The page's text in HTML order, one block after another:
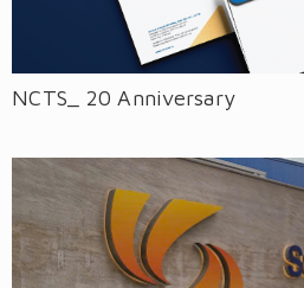
NCTS_ 20 Anniversary